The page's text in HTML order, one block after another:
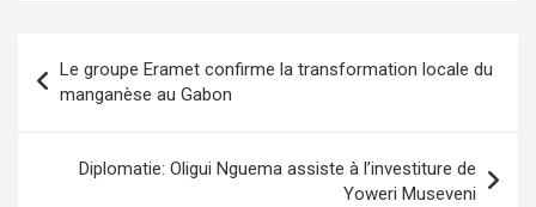
de
l’article
Le groupe Eramet confirme la transformation locale du
manganèse au Gabon
Diplomatie: Oligui Nguema assiste à l’investiture de
Yoweri Museveni